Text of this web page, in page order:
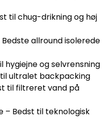
til chug-drikning og høj
allround isolerede
hygiejne og selvrensning
til ultralet backpacking
til filtreret vand på
– Bedst til teknologisk